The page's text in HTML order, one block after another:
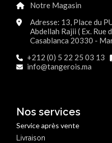
Notre Magasin
Adresse: 13, Place du
Abdellah Rajii ( Ex. Rue
Casablanca 20330 -
+212 (0) 5 22 25 03 13
info@tangerois.ma
Nos services
Service après vente
Livraison